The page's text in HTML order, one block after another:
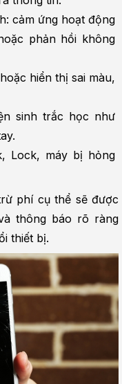
cảm ứng hoạt động
phản hồi không
hiển thị sai màu,
sinh trắc học như
Lock, máy bị hỏng
phí cụ thể sẽ được
thông báo rõ ràng
thiết bị.